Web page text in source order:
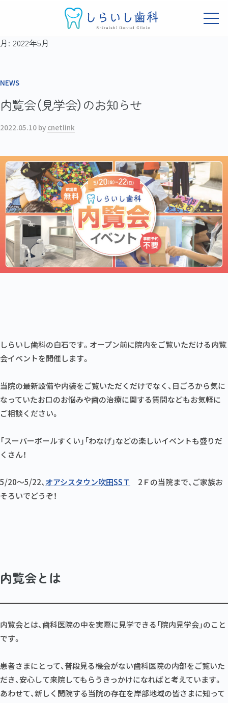
コ
ン
ツ
へ
ス
プ
ら
し
科
田
辺
の
歯
科
ニ
ッ
ク
メ
月: 2022年5月
NEWS
内覧会（見学会）のお知らせ
2022.05.10 by cnetlink
しらいし歯科の白石です。オープン前に院内をご覧いただける内覧
会イベントを開催します。
当院の最新設備や内装をご覧いただくだけでなく、日ごろから気に
なっていたお口のお悩みや歯の治療に関する質問などもお気軽に
ご相談ください。
「スーパーボールすくい」「わなげ」などの楽しいイベントも盛りだ
くさん！
5/20～5/22、 オアシスタウン吹田SSＴ 2Ｆの当院まで、ご家族お
そろいでどうぞ！
内覧会とは
内覧会とは、歯科医院の中を実際に見学できる「院内見学会」のこと
です。
患者さまにとって、普段見る機会がない歯科医院の内部をご覧いた
だき、安心して来院してもらうきっかけになればと考えています。
あわせて、新しく開院する当院の存在を岸部地域の皆さまに知って
歯
ー